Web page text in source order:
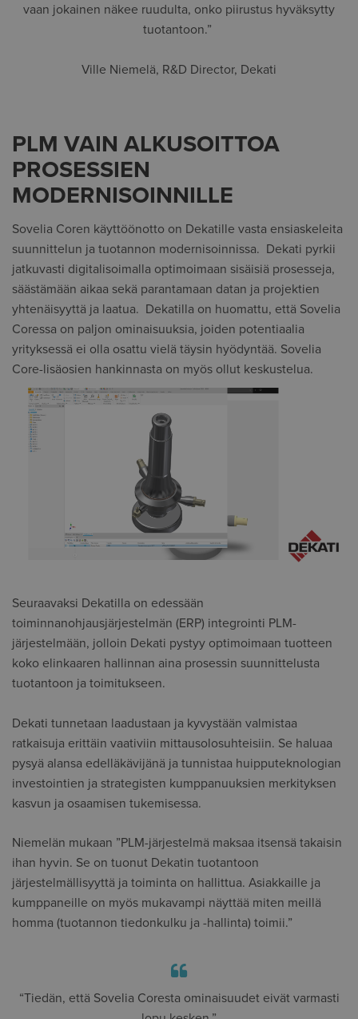
vaan jokainen näkee ruudulta, onko piirustus hyväksytty
tuotantoon.”
Ville Niemelä, R&D Director, Dekati
PLM VAIN ALKUSOITTOA
PROSESSIEN
MODERNISOINNILLE
Sovelia Coren käyttöönotto on Dekatille vasta ensiaskeleita
suunnittelun ja tuotannon modernisoinnissa. Dekati pyrkii
jatkuvasti digitalisoimalla optimoimaan sisäisiä prosesseja,
säästämään aikaa sekä parantamaan datan ja projektien
yhtenäisyyttä ja laatua. Dekatilla on huomattu, että Sovelia
Coressa on paljon ominaisuuksia, joiden potentiaalia
yrityksessä ei olla osattu vielä täysin hyödyntää. Sovelia
Core-lisäosien hankinnasta on myös ollut keskustelua.
Seuraavaksi Dekatilla on edessään
toiminnanohjausjärjestelmän (ERP) integrointi PLM-
järjestelmään, jolloin Dekati pystyy optimoimaan tuotteen
koko elinkaaren hallinnan aina prosessin suunnittelusta
tuotantoon ja toimitukseen.
Dekati tunnetaan laadustaan ja kyvystään valmistaa
ratkaisuja erittäin vaativiin mittausolosuhteisiin. Se haluaa
pysyä alansa edelläkävijänä ja tunnistaa huipputeknologian
investointien ja strategisten kumppanuuksien merkityksen
kasvun ja osaamisen tukemisessa.
Niemelän mukaan ”PLM-järjestelmä maksaa itsensä takaisin
ihan hyvin. Se on tuonut Dekatin tuotantoon
järjestelmällisyyttä ja toiminta on hallittua. Asiakkaille ja
kumppaneille on myös mukavampi näyttää miten meillä
homma (tuotannon tiedonkulku ja -hallinta) toimii.”
“Tiedän, että Sovelia Coresta ominaisuudet eivät varmasti